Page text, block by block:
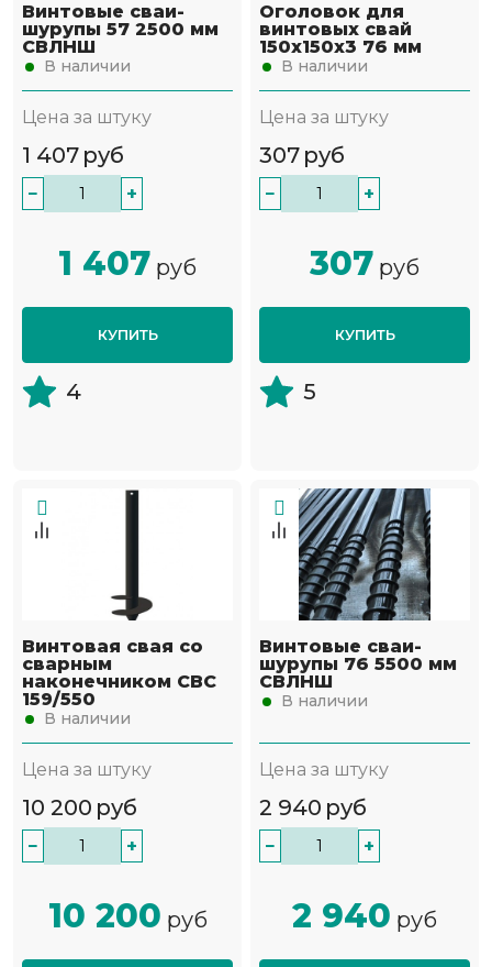
Винтовые сваи-
шурупы 57 2500 мм
СВЛНШ
В наличии
Цена за штуку
1 407 руб
− +
1 407 руб
КУПИТЬ
4
Оголовок для
винтовых свай
150х150х3 76 мм
В наличии
Цена за штуку
307 руб
− +
307 руб
КУПИТЬ
5
Винтовая свая со
сварным
наконечником СВС
159/550
В наличии
Цена за штуку
10 200 руб
− +
10 200 руб
Винтовые сваи-
шурупы 76 5500 мм
СВЛНШ
В наличии
Цена за штуку
2 940 руб
− +
2 940 руб